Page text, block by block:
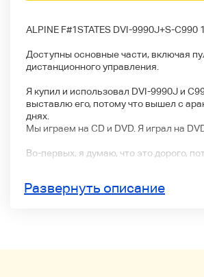
ALPINE F#1STATES DVI-9990J+S-C990
Доступны основные части, включая
дистанционного управления.
Я купил и использовал DVI-9990J и
выставлю его, потому что вышел с
днях.
Мы играем на CD и DVD. Я играл на
Во-первых, я думаю, что это дорого,
продуктов, поэтому, пожалуйста,
эксплуатационные гарантии или
Развернуть описание